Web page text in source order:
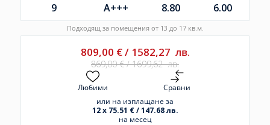
9 A+++ 8.80 6.00
Подходящ за помещения от 13 до 17 кв.м.
809,00 €/ 1582,27 лв.
869,00€/1699,62лв.
Любими
Сравни
или на изплащане за
12 x 75.51 € / 147.68 лв.
на месец